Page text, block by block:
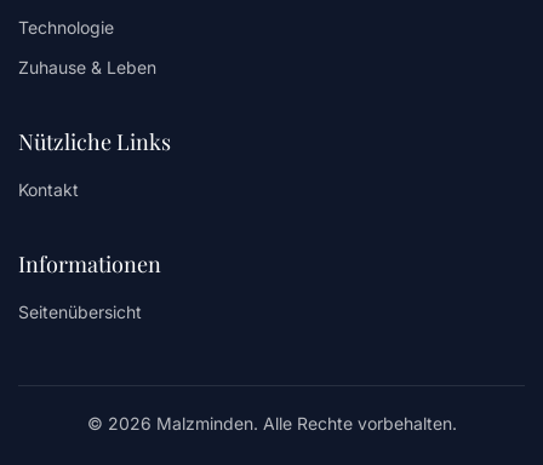
Technologie
Zuhause & Leben
Nützliche Links
Kontakt
Informationen
Seitenübersicht
© 2026 Malzminden. Alle Rechte vorbehalten.